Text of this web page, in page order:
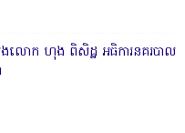
ប្ដឹងលោក ហុង ពិសិដ្ឋ អធិការនគរបាល